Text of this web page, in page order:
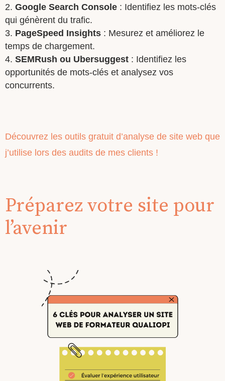
Google Search Console : Identifiez les mots-clés
qui génèrent du trafic.
PageSpeed Insights : Mesurez et améliorez le
temps de chargement.
SEMRush ou Ubersuggest : Identifiez les
opportunités de mots-clés et analysez vos
concurrents.
Découvrez les outils gratuit d’analyse de site web que
j’utilise lors des audits de mes clients !
Préparez votre site pour
l’avenir